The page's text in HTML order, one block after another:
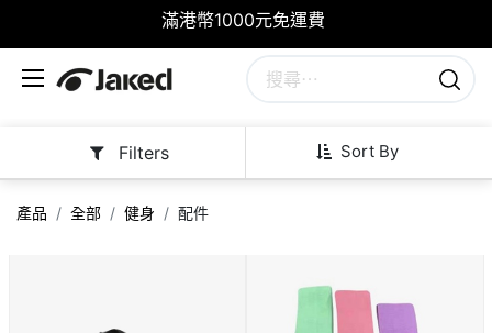
滿港幣1000元免運費
Sort By
Filters
產品 全部 健身 配件